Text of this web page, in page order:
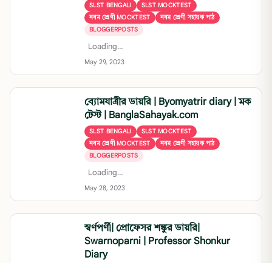
SLST BENGALI
SLST MOCKTEST
নবম শ্রেণী MOCKTEST
নবম শ্রেণী সহায়ক পাঠ
BLOGGERPOSTS
Loading…
May 29, 2023
ব্যোমযাত্রীর ডায়রি | Byomyatrir diary | মক
টেস্ট | BanglaSahayak.com
SLST BENGALI
SLST MOCKTEST
নবম শ্রেণী MOCKTEST
নবম শ্রেণী সহায়ক পাঠ
BLOGGERPOSTS
Loading…
May 28, 2023
স্বর্ণপর্ণী| প্রোফেসর শঙ্কুর ডায়রি|
Swarnoparni | Professor Shonkur
Diary